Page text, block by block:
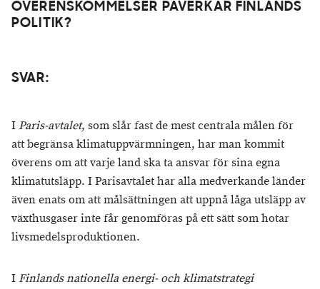
ÖVERENSKOMMELSER PÅVERKAR FINLANDS
POLITIK?
SVAR:
IParis-avtalet, som slår fast de mest centrala målen för
att begränsa klimatuppvärmningen, har man kommit
överens om att varje land ska ta ansvar för sina egna
klimatutsläpp. I Parisavtalet har alla medverkande länder
även enats om att målsättningen att uppnå låga utsläpp av
växthusgaser inte får genomföras på ett sätt som hotar
livsmedelsproduktionen.
IFinlands nationella energi- och klimatstrategi